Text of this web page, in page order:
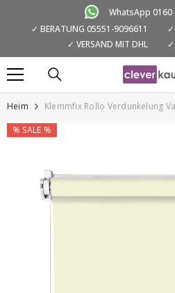
WhatsApp 0160
✓ BERATUNG 05551-9096611
✓
✓ VERSAND MIT DHL
✓
Heim
Klemmfix Rollo Verdunkelung
% SALE %